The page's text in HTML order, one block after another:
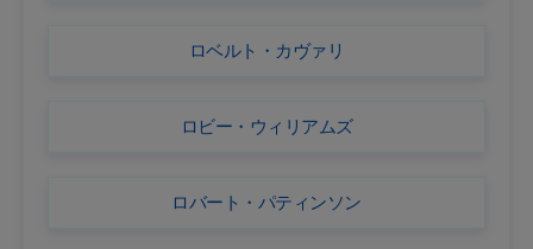
ロベルト・カヴァリ
ロビー・ウィリアムズ
ロバート・パティンソン